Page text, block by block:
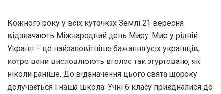
Кожного року у всіх куточках Землі 21 вересня
відзначають Міжнародний день Миру. Мир у рідній
Україні – це найзаповітніше бажання усіх українців,
котре вони висловлюють вголос так згуртовано, як
ніколи раніше. До відзначення цього свята щороку
долучається і наша школа. Учні 6 класу приєдналися до